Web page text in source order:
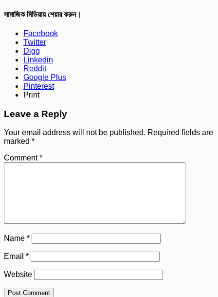
সামাজিক মিডিয়ায় শেয়ার করুন।
Facebook
Twitter
Digg
Linkedin
Reddit
Google Plus
Pinterest
Print
Leave a Reply
Your email address will not be published. Required fields are
marked *
Comment*
Name *
Email *
Website